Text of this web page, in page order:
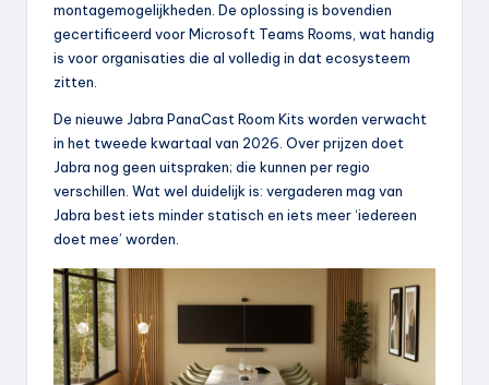
montagemogelijkheden. De oplossing is bovendien
gecertificeerd voor Microsoft Teams Rooms, wat handig
is voor organisaties die al volledig in dat ecosysteem
zitten.
De nieuwe Jabra PanaCast Room Kits worden verwacht
in het tweede kwartaal van 2026. Over prijzen doet
Jabra nog geen uitspraken; die kunnen per regio
verschillen. Wat wel duidelijk is: vergaderen mag van
Jabra best iets minder statisch en iets meer ‘iedereen
doet mee’ worden.